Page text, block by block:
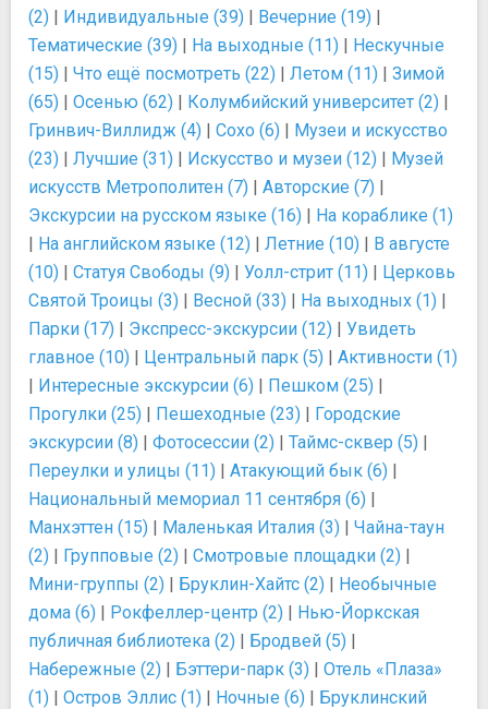
(2) | Индивидуальные (39) | Вечерние (19) |
Тематические (39) | На выходные (11) | Нескучные
(15) | Что ещё посмотреть (22) | Летом (11) | Зимой
(65) | Осенью (62) | Колумбийский университет (2) |
Гринвич-Виллидж (4) | Сохо (6) | Музеи и искусство
(23) | Лучшие (31) | Искусство и музеи (12) | Музей
искусств Метрополитен (7) | Авторские (7) |
Экскурсии на русском языке (16) | На кораблике (1)
| На английском языке (12) | Летние (10) | В августе
(10) | Статуя Свободы (9) | Уолл-стрит (11) | Церковь
Cвятой Троицы (3) | Весной (33) | На выходных (1) |
Парки (17) | Экспресс-экскурсии (12) | Увидеть
главное (10) | Центральный парк (5) | Активности (1)
| Интересные экскурсии (6) | Пешком (25) |
Прогулки (25) | Пешеходные (23) | Городские
экскурсии (8) | Фотосессии (2) | Таймс-сквер (5) |
Переулки и улицы (11) | Атакующий бык (6) |
Национальный мемориал 11 сентября (6) |
Манхэттен (15) | Маленькая Италия (3) | Чайна-таун
(2) | Групповые (2) | Смотровые площадки (2) |
Мини-группы (2) | Бруклин-Хайтс (2) | Необычные
дома (6) | Рокфеллер-центр (2) | Нью-Йоркская
публичная библиотека (2) | Бродвей (5) |
Набережные (2) | Бэттери-парк (3) | Отель «Плаза»
(1) | Остров Эллис (1) | Ночные (6) | Бруклинский